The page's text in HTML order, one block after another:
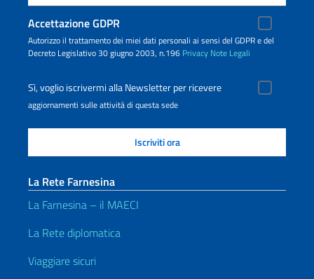
Accettazione GDPR
Autorizzo il trattamento dei miei dati personali ai sensi del GDPR e del
Decreto Legislativo 30 giugno 2003, n.196 Privacy Note Legali
Sì, voglio iscrivermi alla Newsletter per ricevere
aggiornamenti sulle attività di questa sede
La Rete Farnesina
La Farnesina – il MAECI
La Rete diplomatica
Viaggiare sicuri